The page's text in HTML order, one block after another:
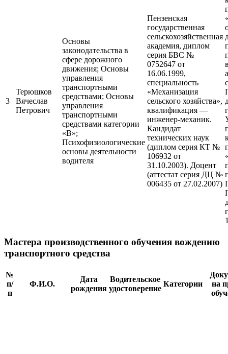
3
Терюшков
Вячеслав
Петрович
Основы
законодательства в
сфере дорожного
движения; Основы
управления
транспортными
средствами; Основы
управления
транспортными
средствами категории
«В»;
Психофизиологические
основы деятельности
водителя
Пензенская
государственная
сельскохозяйственная
академия, диплом
серия БВС №
0752647 от
16.06.1999,
специальность
«Механизация
сельского хозяйства»,
квалификация —
инженер-механик.
Кандидат
технических наук
(диплом серия КТ №
106932 от
31.10.2003). Доцент
(аттестат серия ДЦ №
006435 от 27.02.2007)
Мастера производственного обучения вождению
транспортного средства
№
п/
п
Ф.И.О.
Дата
рождения
Водительское
удостоверение
Категории
на